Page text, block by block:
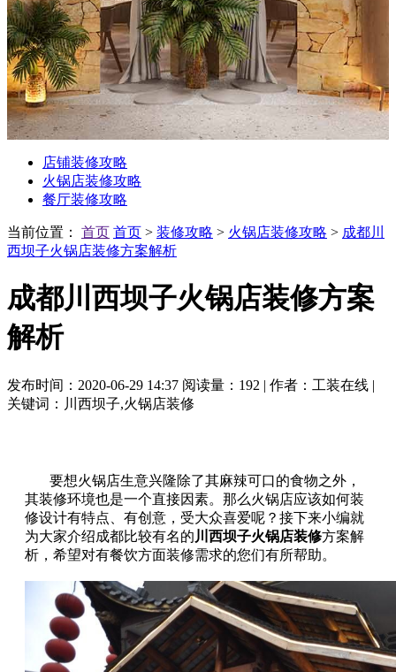
店铺装修攻略
火锅店装修攻略
餐厅装修攻略
当前位置： 首页 首页 > 装修攻略 > 火锅店装修攻略 > 成都川
西坝子火锅店装修方案解析
成都川西坝子火锅店装修方案
解析
发布时间：2020-06-29 14:37 阅读量：192 | 作者：工装在线 |
关键词：川西坝子,火锅店装修
要想火锅店生意兴隆除了其麻辣可口的食物之外，
其装修环境也是一个直接因素。那么火锅店应该如何装
修设计有特点、有创意，受大众喜爱呢？接下来小编就
为大家介绍成都比较有名的 川西坝子火锅店装修方案解
析，希望对有餐饮方面装修需求的您们有所帮助。